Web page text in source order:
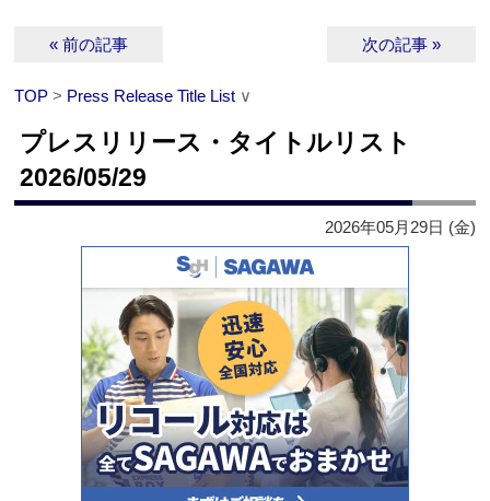
« 前の記事 次の記事 »
TOP > Press Release Title List ∨
プレスリリース・タイトルリスト
2026/05/29
2026年05月29日 (金)